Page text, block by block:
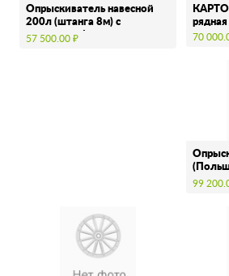
Опрыскиватель навесной
200л (штанга 8м) с
тройными форсунками …
57 500.00 ₽ 70
99